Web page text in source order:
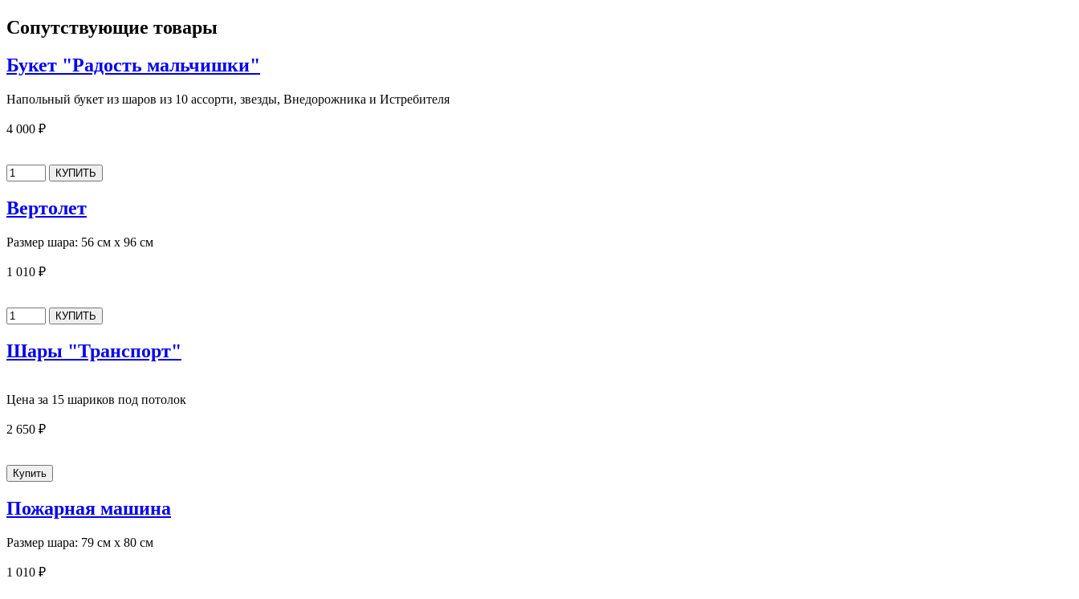
Сопутствующие товары
Букет "Радость мальчишки"
Напольный букет из шаров из 10 ассорти, звезды, Внедорожника и Истребителя
4 000 ₽
Вертолет
Размер шара: 56 см х 96 см
1 010 ₽
Шары "Транспорт"
Цена за 15 шариков под потолок
2 650 ₽
Пожарная машина
Размер шара: 79 см х 80 см
1 010 ₽